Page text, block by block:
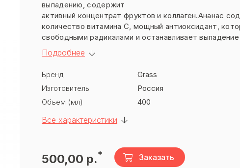
выпадению, содержит
активный концентрат фруктов и коллаген.Ананас
количество витамина C, мощный антиоксидант,
свободными радикалами и останавливает
питательные вещества и
минералы, обеспечивающие усиление питания
их укрепление и здоровому росту волос. Молочные
эффективно питают волосы, а также способствуют
регенерации. Коллаген препятствует появлению
выпадению волос, стимулирует рост и
Подробнее
Бренд
Grass
Изготовитель
Россия
Объем (мл)
400
Все характеристики
500,00 р.* Заказать